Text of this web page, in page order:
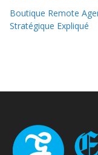
Boutique Remote
Stratégique Expliqué